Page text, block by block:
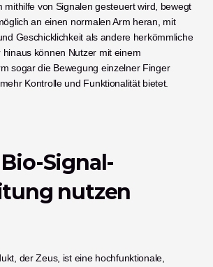
mithilfe von Signalen gesteuert wird, bewegt
an einen normalen Arm heran, mit
Geschicklichkeit als andere herkömmliche
können Nutzer mit einem
sogar die Bewegung einzelner Finger
Kontrolle und Funktionalität bietet.
Signal-
nutzen
der Zeus, ist eine hochfunktionale,